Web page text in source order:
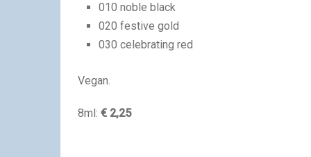
010 noble black
020 festive gold
030 celebrating red
Vegan.
8ml: € 2,25